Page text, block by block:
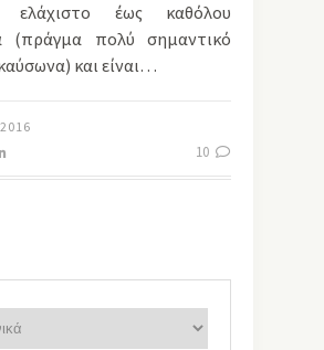
ελάχιστο έως καθόλου
(πράγμα πολύ σημαντικό
και είναι…
10